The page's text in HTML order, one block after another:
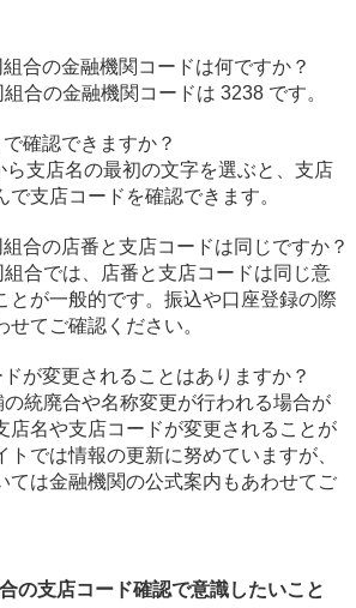
合の金融機関コードは何ですか？
合の金融機関コードは 3238 です。
確認できますか？
ら支店名の最初の文字を選ぶと、支店
で支店コードを確認できます。
合の店番と支店コードは同じですか？
合では、店番と支店コードは同じ意
とが一般的です。振込や口座登録の際
せてご確認ください。
が変更されることはありますか？
統廃合や名称変更が行われる場合が
店名や支店コードが変更されることが
トでは情報の更新に努めていますが、
ては金融機関の公式案内もあわせてご
の支店コード確認で意識したいこと